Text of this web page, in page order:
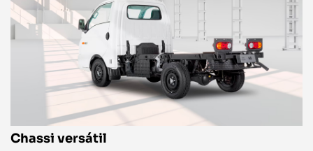
Chassi versátil